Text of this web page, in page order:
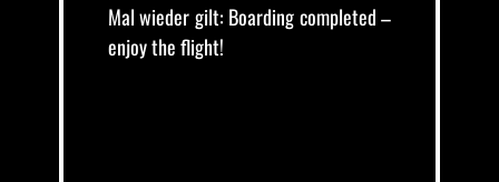
Mal wieder gilt: Boarding completed –
enjoy the flight!